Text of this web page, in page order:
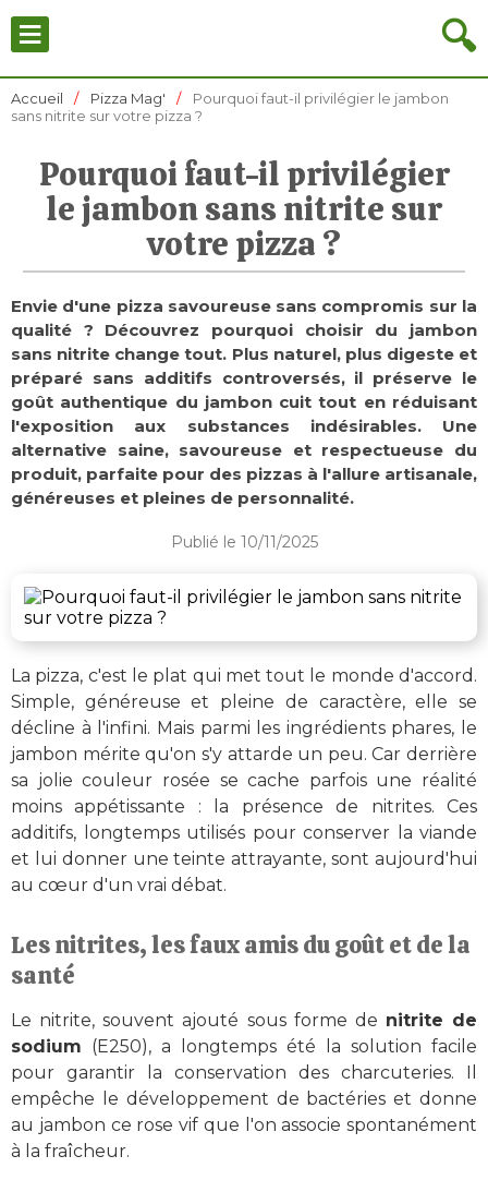
🔍
≡
Accueil Pizza Mag'
Pourquoi faut-il privilégier le jambon
sans nitrite sur votre pizza ?
Pourquoi faut-il privilégier
le jambon sans nitrite sur
votre pizza ?
Envie d'une pizza savoureuse sans compromis sur la
qualité ? Découvrez pourquoi choisir du jambon
sans nitrite change tout. Plus naturel, plus digeste et
préparé sans additifs controversés, il préserve le
goût authentique du jambon cuit tout en réduisant
l'exposition aux substances indésirables. Une
alternative saine, savoureuse et respectueuse du
produit, parfaite pour des pizzas à l'allure artisanale,
généreuses et pleines de personnalité.
Publié le 10/11/2025
La pizza, c'est le plat qui met tout le monde d'accord.
Simple, généreuse et pleine de caractère, elle se
décline à l'infini. Mais parmi les ingrédients phares, le
jambon mérite qu'on s'y attarde un peu. Car derrière
sa jolie couleur rosée se cache parfois une réalité
moins appétissante : la présence de nitrites. Ces
additifs, longtemps utilisés pour conserver la viande
et lui donner une teinte attrayante, sont aujourd'hui
au cœur d'un vrai débat.
Les nitrites, les faux amis du goût et de la
santé
Le nitrite, souvent ajouté sous forme de nitrite de
sodium (E250), a longtemps été la solution facile
pour garantir la conservation des charcuteries. Il
empêche le développement de bactéries et donne
au jambon ce rose vif que l'on associe spontanément
à la fraîcheur.